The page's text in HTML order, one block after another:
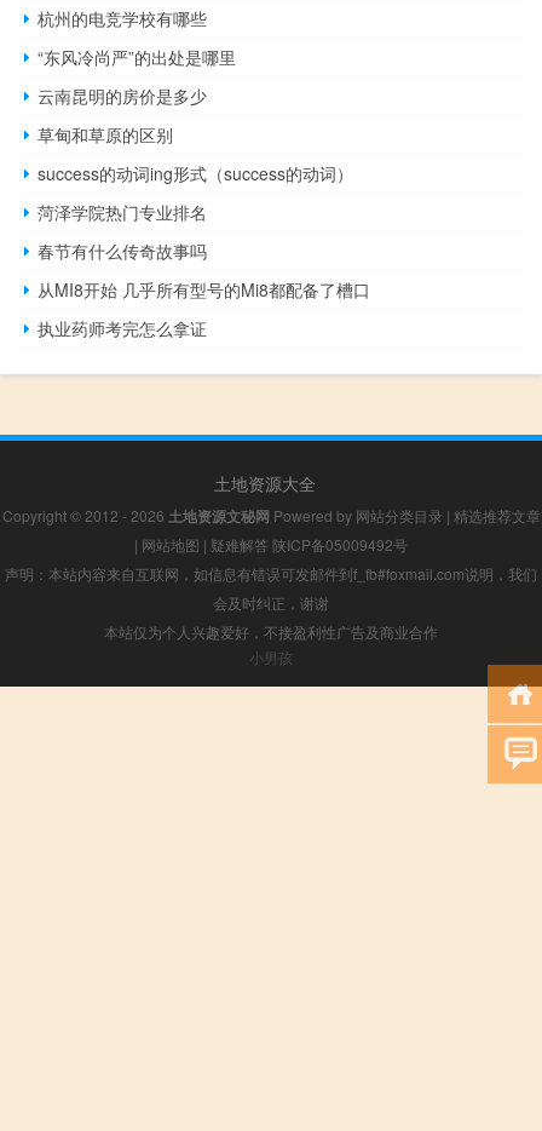
杭州的电竞学校有哪些
“东风冷尚严”的出处是哪里
云南昆明的房价是多少
草甸和草原的区别
success的动词ing形式（success的动词）
菏泽学院热门专业排名
春节有什么传奇故事吗
从MI8开始 几乎所有型号的Mi8都配备了槽口
执业药师考完怎么拿证
土地资源大全
Copyright © 2012 - 2026 土地资源文秘网 Powered by 网站分类目录 | 精选推荐文章
| 网站地图 | 疑难解答 陕ICP备05009492号
声明：本站内容来自互联网，如信息有错误可发邮件到f_fb#foxmail.com说明，我们
会及时纠正，谢谢
本站仅为个人兴趣爱好，不接盈利性广告及商业合作
小男孩